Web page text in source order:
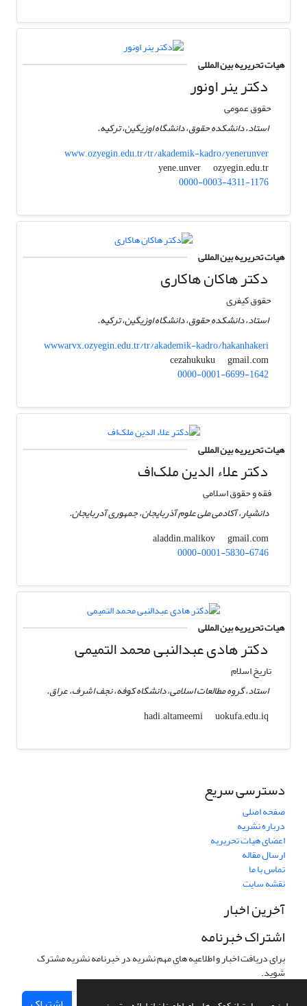
هیات تحریریه بین المللی
دکتر ینر اونور
حقوق عمومی
استاد، دانشکده حقوق، دانشگاه اوزیگین، ترکیه.
www.ozyegin.edu.tr/tr/akademik-kadro/yenerunver
yene.unver
ozyegin.edu.tr
0000-0003-4311-1176
هیات تحریریه بین المللی
دکتر هاکان هاکاری
حقوق کیفری
استاد، دانشکده حقوق، دانشگاه اوزیگین، ترکیه.
wwwarvx.ozyegin.edu.tr/tr/akademik-kadro/hakanhakeri
cezahukuku
gmail.com
0000-0001-6699-1642
هیات تحریریه بین المللی
دکتر علاء الدین ملک‌اف
فقه و حقوق اسلامی
دانشیار، آکادمی ملی علوم آذربایجان، جمهوری آدربایجان.
aladdin.malikov
gmail.com
0000-0001-5830-6746
هیات تحریریه بین المللی
دکتر هادی عبدالنبی محمد التمیمی
تاریخ اسلام
استاد، گروه مطالعات اسلامی، دانشگاه کوفه، نجف اشرف، عراق.
hadi.altameemi
uokufa.edu.iq
دسترسی سریع
صفحه اصلی
درباره نشریه
اعضای هیات تحریریه
ارسال مقاله
تماس با ما
نقشه سایت
آخرین اخبار
اشتراک خبرنامه
برای دریافت اخبار و اطلاعیه های مهم نشریه در خبرنامه نشریه مشترک
شوید.